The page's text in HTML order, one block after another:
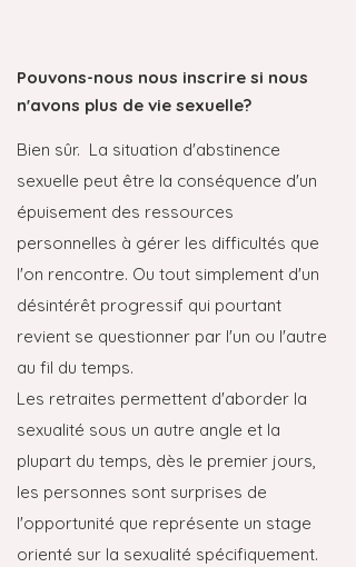
Pouvons-nous nous inscrire si nous
n'avons plus de vie sexuelle?
Bien sûr. La situation d'abstinence
sexuelle peut être la conséquence d'un
épuisement des ressources
personnelles à gérer les difficultés que
l'on rencontre. Ou tout simplement d'un
désintérêt progressif qui pourtant
revient se questionner par l'un ou l'autre
au fil du temps.
Les retraites permettent d'aborder la
sexualité sous un autre angle et la
plupart du temps, dès le premier jours,
les personnes sont surprises de
l'opportunité que représente un stage
orienté sur la sexualité spécifiquement.